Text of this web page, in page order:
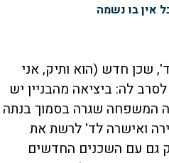
אין בו נשמה
שכן חדש (הוא ותיק, אני
לה: ביציאה מהבניין יש
המשפחה שגרה בסמוך בנתה
ואישרה לד' לרשת את
גם עם השכנים החדשים